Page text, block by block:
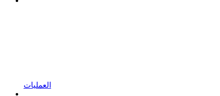
العمليات